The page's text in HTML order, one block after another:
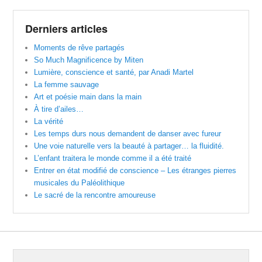
Derniers articles
Moments de rêve partagés
So Much Magnificence by Miten
Lumière, conscience et santé, par Anadi Martel
La femme sauvage
Art et poésie main dans la main
À tire d’ailes…
La vérité
Les temps durs nous demandent de danser avec fureur
Une voie naturelle vers la beauté à partager… la fluidité.
L’enfant traitera le monde comme il a été traité
Entrer en état modifié de conscience – Les étranges pierres
musicales du Paléolithique
Le sacré de la rencontre amoureuse